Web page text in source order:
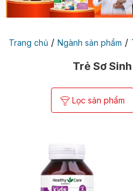
Trang chủ / Ngành sản phẩm /
Trẻ Sơ
Lọc sản phẩm